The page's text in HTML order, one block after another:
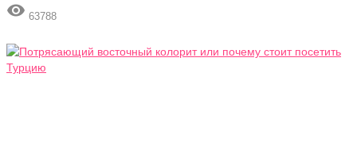
 63788